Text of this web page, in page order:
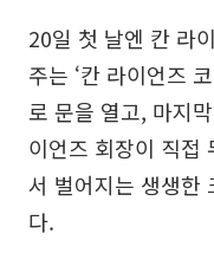
20일 첫 날엔 칸 라
주는 ‘칸 라이언즈
로 문을 열고, 마지
이언즈 회장이 직접
서 벌어지는 생생한
다.